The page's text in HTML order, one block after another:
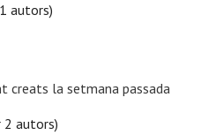
autors)
creats la setmana passada
2 autors)